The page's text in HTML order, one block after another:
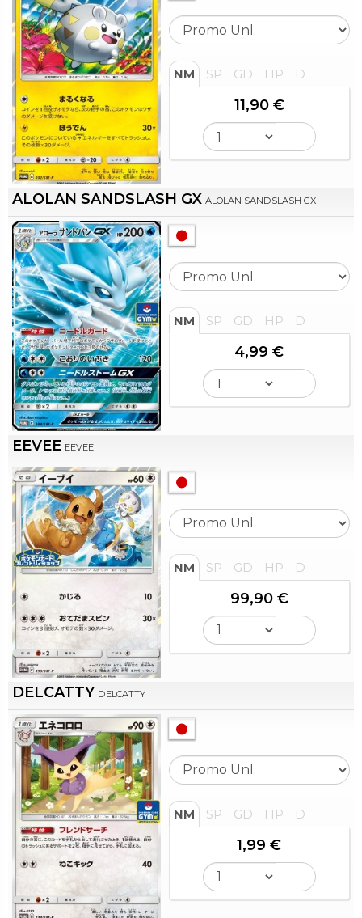
NM SP GD HP D
11,90 €
ALOLAN SANDSLASH GX ALOLAN SANDSLASH GX
NM SP GD HP D
4,99 €
EEVEE EEVEE
NM SP GD HP D
99,90 €
DELCATTY DELCATTY
NM SP GD HP D
1,99 €